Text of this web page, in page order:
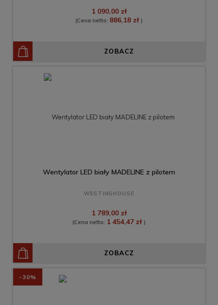
1 090,00 zł
(Cena netto: 886,18 zł )
ZOBACZ
Wentylator LED biały MADELINE z pilotem
WESTINGHOUSE
1 789,00 zł
(Cena netto: 1 454,47 zł )
ZOBACZ
-30%